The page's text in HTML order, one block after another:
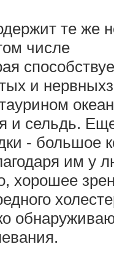
те же
числе
и
и сельдь.
- большое
им у
хорошее